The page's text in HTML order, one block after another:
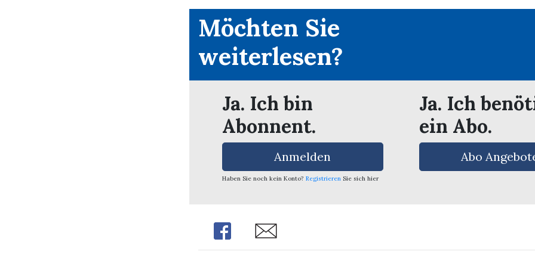
Möchten Sie
weiterlesen?
Ja. Ich bin
Abonnent.
Anmelden
Haben Sie noch kein Konto? Registrieren Sie sich hier
Ja. Ich
ein Abo.
Abo
Share Share